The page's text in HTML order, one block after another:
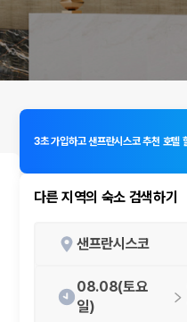
다른 지역의 숙소 검색하기
샌프란시스코
08.08(토요
일)